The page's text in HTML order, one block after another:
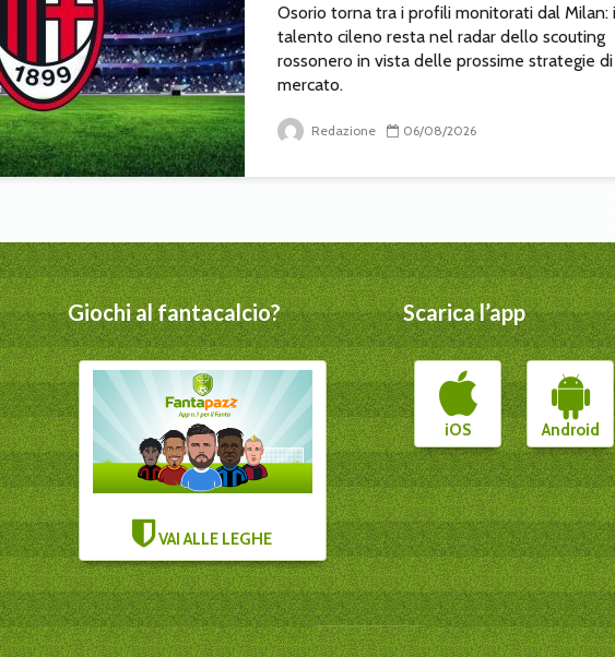
Osorio torna tra i profili monitorati dal Milan:
talento cileno resta nel radar dello scouting
rossonero in vista delle prossime strategie di
mercato.
Redazione 06/08/2026
Giochi al fantacalcio?
VAI ALLE LEGHE
Scarica l’app
iOS Android